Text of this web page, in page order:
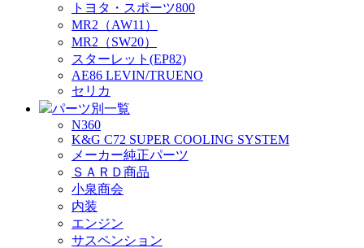
トヨタ・スポーツ800
MR2（AW11）
MR2（SW20）
スターレット(EP82)
AE86 LEVIN/TRUENO
セリカ
パーツ別一覧
N360
K&G C72 SUPER COOLING SYSTEM
メーカー純正パーツ
ＳＡＲＤ商品
小泉商会
内装
エンジン
サスペンション